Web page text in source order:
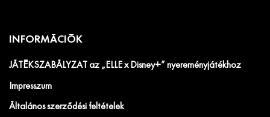
INFORMÁCIÓK
JÁTÉKSZABÁLYZAT az „ELLE x Disney+” nyereményjátékhoz
Impresszum
Általános szerződési feltételek